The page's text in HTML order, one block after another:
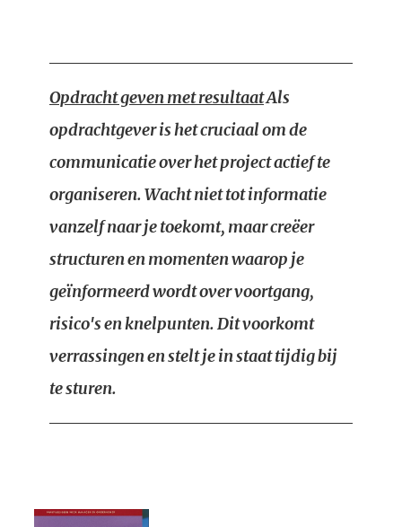
Opdracht geven met resultaatAls
opdrachtgever is het cruciaal om de
communicatie over het project actief te
organiseren. Wacht niet tot informatie
vanzelf naar je toekomt, maar creëer
structuren en momenten waarop je
geïnformeerd wordt over voortgang,
risico's en knelpunten. Dit voorkomt
verrassingen en stelt je in staat tijdig bij
te sturen.